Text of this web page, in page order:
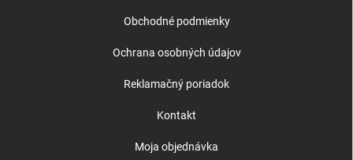
Obchodné podmienky
Ochrana osobných údajov
Reklamačný poriadok
Kontakt
Moja objednávka